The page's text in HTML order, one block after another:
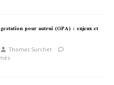
pour autrui (GPA) : enjeux et
Thomas Surchet